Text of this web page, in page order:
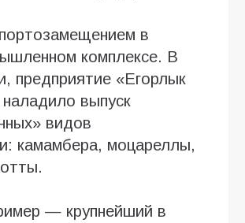
в
комплексе. В
предприятие «Егорлык
выпуск
видов
камамбера, моцареллы,
— крупнейший в